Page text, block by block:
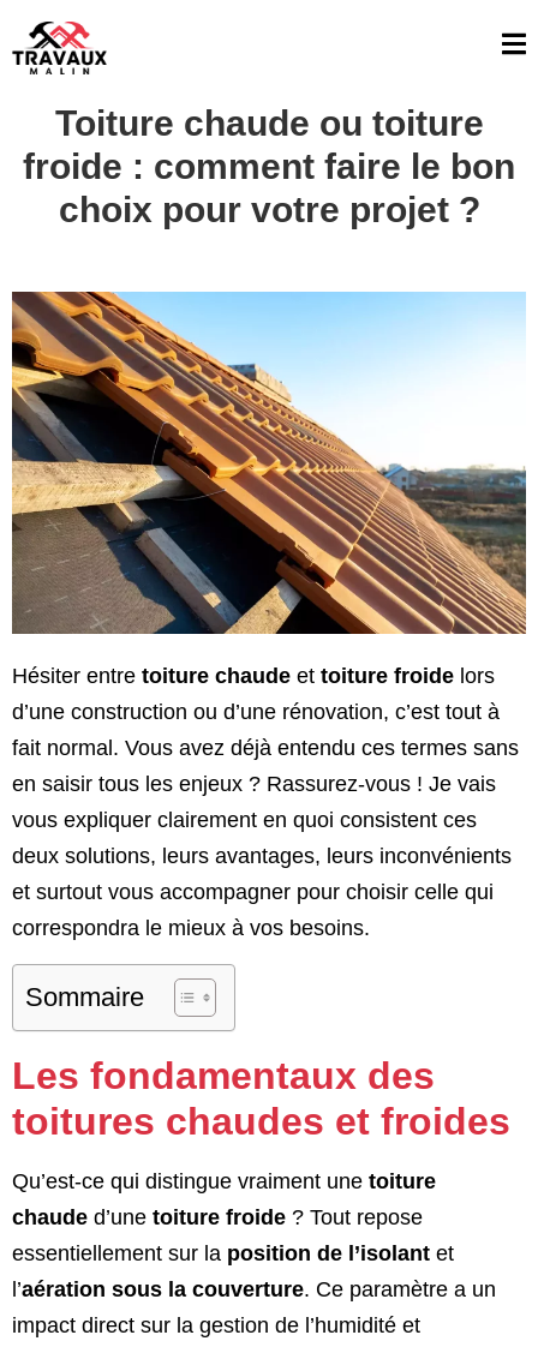
Toiture chaude ou toiture
froide : comment faire le bon
choix pour votre projet ?
Hésiter entre toiture chaude et toiture froide lors
d’une construction ou d’une rénovation, c’est tout à
fait normal. Vous avez déjà entendu ces termes sans
en saisir tous les enjeux ? Rassurez-vous ! Je vais
vous expliquer clairement en quoi consistent ces
deux solutions, leurs avantages, leurs inconvénients
et surtout vous accompagner pour choisir celle qui
correspondra le mieux à vos besoins.
Sommaire
Les fondamentaux des
toitures chaudes et froides
Qu’est-ce qui distingue vraiment une toiture
chaude d’une toiture froide ? Tout repose
essentiellement sur la position de l’isolant et
l’aération sous la couverture. Ce paramètre a un
impact direct sur la gestion de l’humidité et